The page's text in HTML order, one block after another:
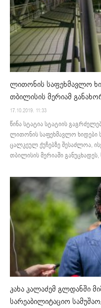
ლითონის საფეხმავლო
თბილისის მერიამ
17.10.2019. 11:33
წინა სტატია სტატიის
ლითონის საფეხმავლო ხიდები
ცალკეულ ქუჩებზე შესაძლოა,
თბილისის მერიაში
კახა კალაძემ გლდანში
სარეაბილიტაციო